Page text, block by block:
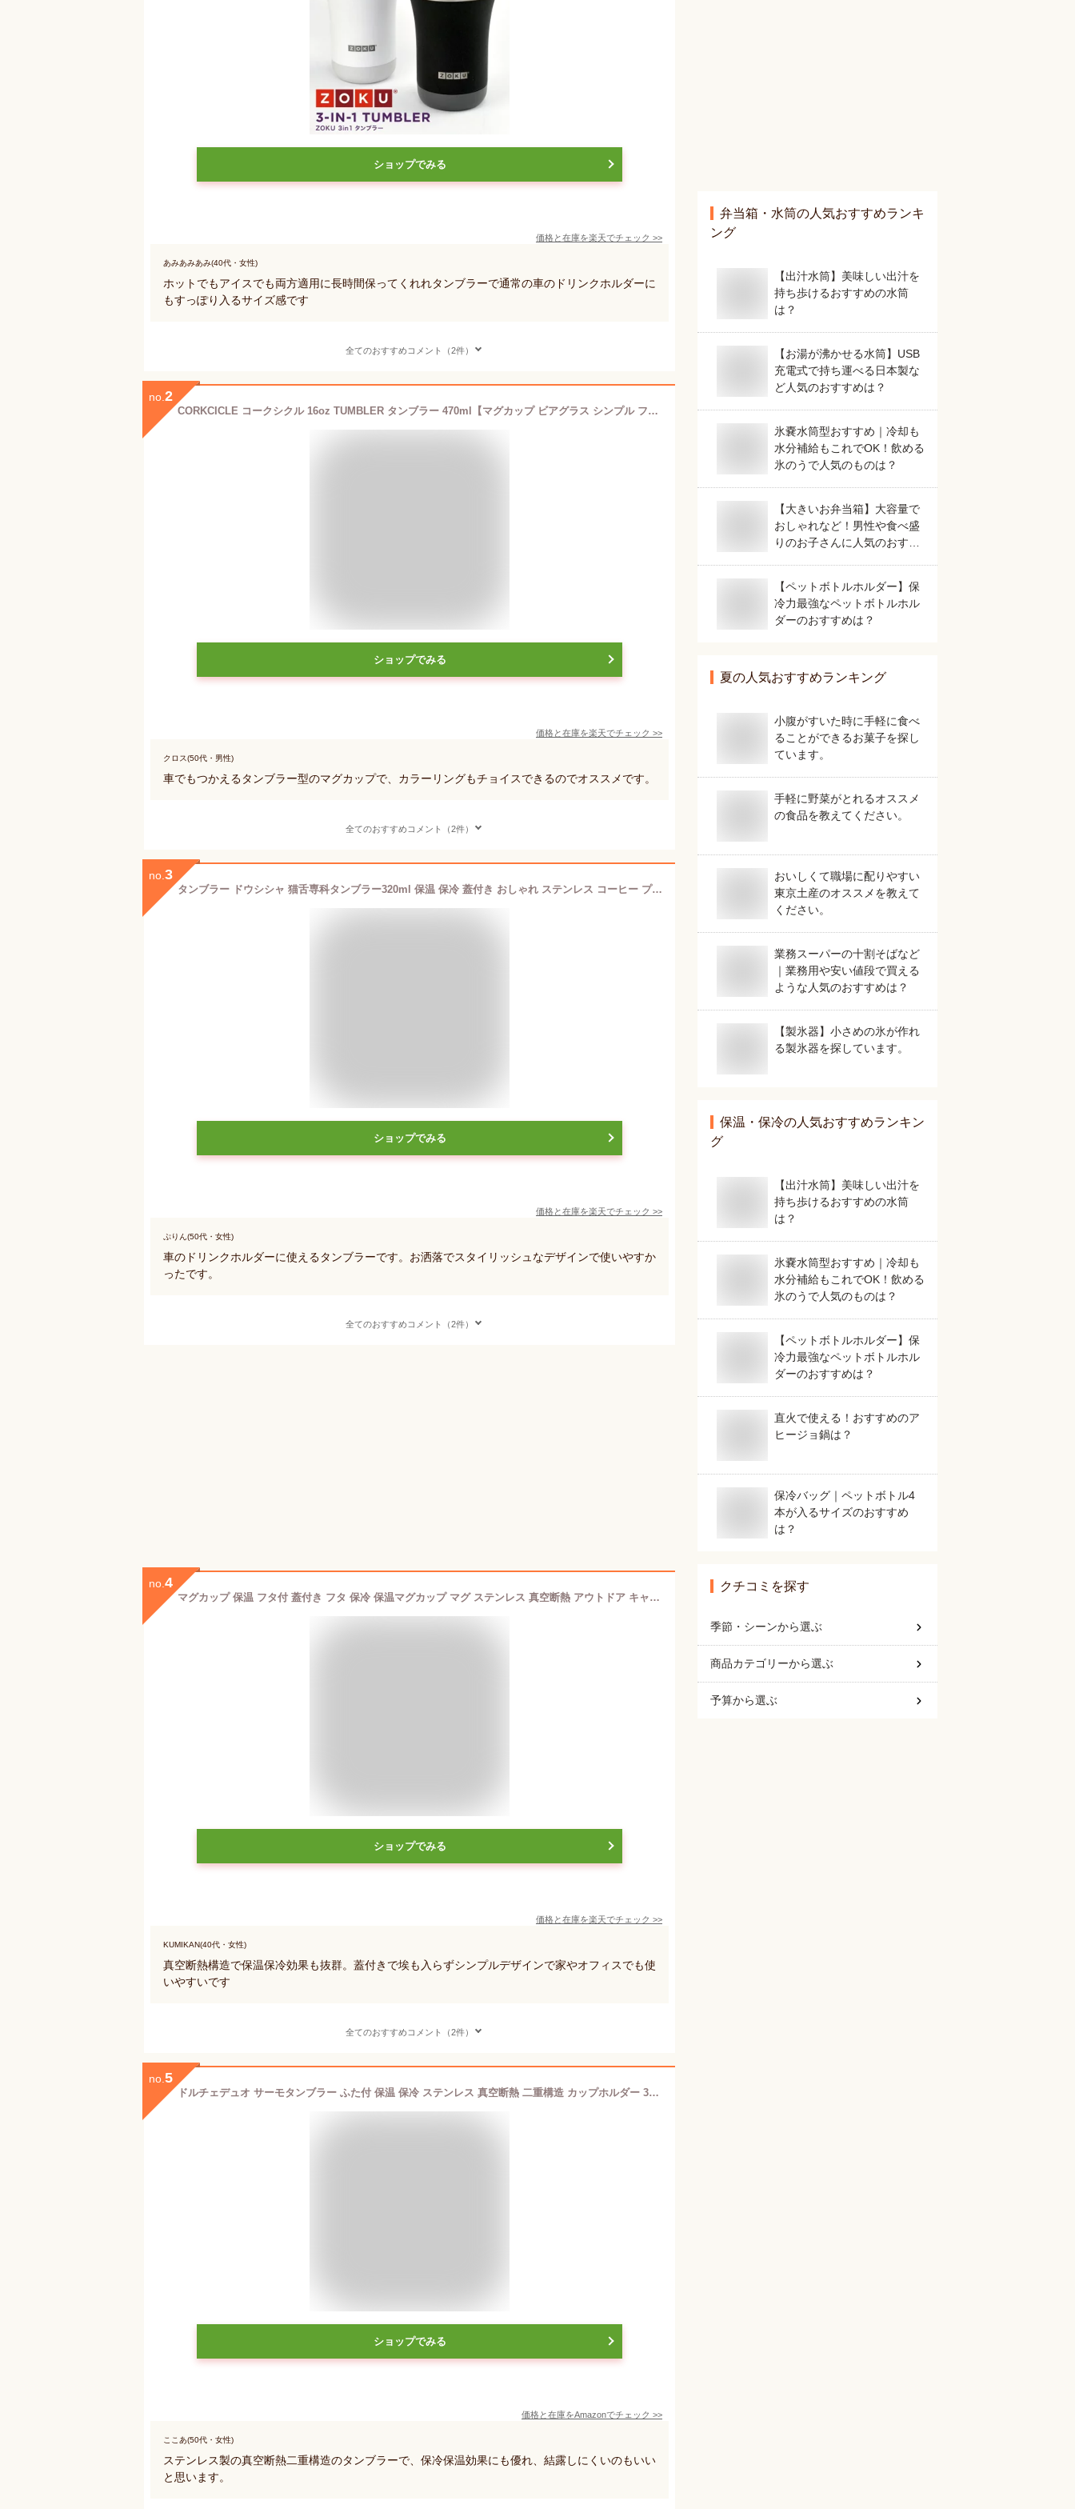
ショップでみる
価格と在庫を楽天でチェック >>
あみあみあみ(40代・女性)
ホットでもアイスでも両方適用に長時間保ってくれれタンブラーで通常の車のドリンクホルダーに
もすっぽり入るサイズ感です
全てのおすすめコメント（2件）
no. 2
CORKCICLE コークシクル 16oz TUMBLER タンブラー 470ml【マグカップ ビアグラス シンプル フタ付 スライド式飲み口 保温 保冷】
ショップでみる
価格と在庫を楽天でチェック >>
クロス(50代・男性)
車でもつかえるタンブラー型のマグカップで、カラーリングもチョイスできるのでオススメです。
全てのおすすめコメント（2件）
no. 3
タンブラー ドウシシャ 猫舌専科タンブラー320ml 保温 保冷 蓋付き おしゃれ ステンレス コーヒー プレゼント かわいい 洗いやすい アウトドア 車 母の日 ギフト 女性 トレたま ブラック 黒 ホワイト 白
ショップでみる
価格と在庫を楽天でチェック >>
ぷりん(50代・女性)
車のドリンクホルダーに使えるタンブラーです。お洒落でスタイリッシュなデザインで使いやすか
ったです。
全てのおすすめコメント（2件）
no. 4
マグカップ 保温 フタ付 蓋付き フタ 保冷 保温マグカップ マグ ステンレス 真空断熱 アウトドア キャンプ おうちキャンプ 入園入学 新生活 【 アスベル ASVEL 保温 マグカップ S330N 】
ショップでみる
価格と在庫を楽天でチェック >>
KUMIKAN(40代・女性)
真空断熱構造で保温保冷効果も抜群。蓋付きで埃も入らずシンプルデザインで家やオフィスでも使
いやすいです
全てのおすすめコメント（2件）
no. 5
ドルチェデュオ サーモタンブラー ふた付 保温 保冷 ステンレス 真空断熱 二重構造 カップホルダー 370ml ピンク コンビニカップ カップコーヒー テイクアウト AM-4036
ショップでみる
価格と在庫をAmazonでチェック >>
ここあ(50代・女性)
ステンレス製の真空断熱二重構造のタンブラーで、保冷保温効果にも優れ、結露しにくいのもいい
と思います。
弁当箱・水筒の人気おすすめランキ
ング
【出汁水筒】美味しい出汁を
持ち歩けるおすすめの水筒
は？
【お湯が沸かせる水筒】USB
充電式で持ち運べる日本製な
ど人気のおすすめは？
氷嚢水筒型おすすめ｜冷却も
水分補給もこれでOK！飲める
氷のうで人気のものは？
【大きいお弁当箱】大容量で
おしゃれなど！男性や食べ盛
りのお子さんに人気のおすす
【ペットボトルホルダー】保
冷力最強なペットボトルホル
ダーのおすすめは？
夏の人気おすすめランキング
小腹がすいた時に手軽に食べ
ることができるお菓子を探し
ています。
手軽に野菜がとれるオススメ
の食品を教えてください。
おいしくて職場に配りやすい
東京土産のオススメを教えて
ください。
業務スーパーの十割そばなど
｜業務用や安い値段で買える
ような人気のおすすめは？
【製氷器】小さめの氷が作れ
る製氷器を探しています。
保温・保冷の人気おすすめランキン
グ
【出汁水筒】美味しい出汁を
持ち歩けるおすすめの水筒
は？
氷嚢水筒型おすすめ｜冷却も
水分補給もこれでOK！飲める
氷のうで人気のものは？
【ペットボトルホルダー】保
冷力最強なペットボトルホル
ダーのおすすめは？
直火で使える！おすすめのア
ヒージョ鍋は？
保冷バッグ｜ペットボトル4
本が入るサイズのおすすめ
は？
クチコミを探す
季節・シーンから選ぶ
商品カテゴリーから選ぶ
予算から選ぶ